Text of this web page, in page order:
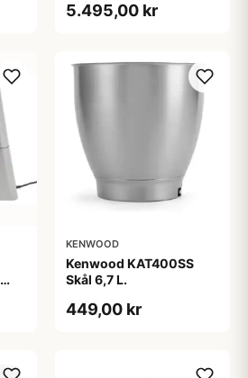
5.495,00 kr
KENWOOD
Kenwood KAT400SS
Skål 6,7 L.
449,00 kr